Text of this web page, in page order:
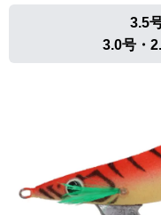
3.5
3.0号・